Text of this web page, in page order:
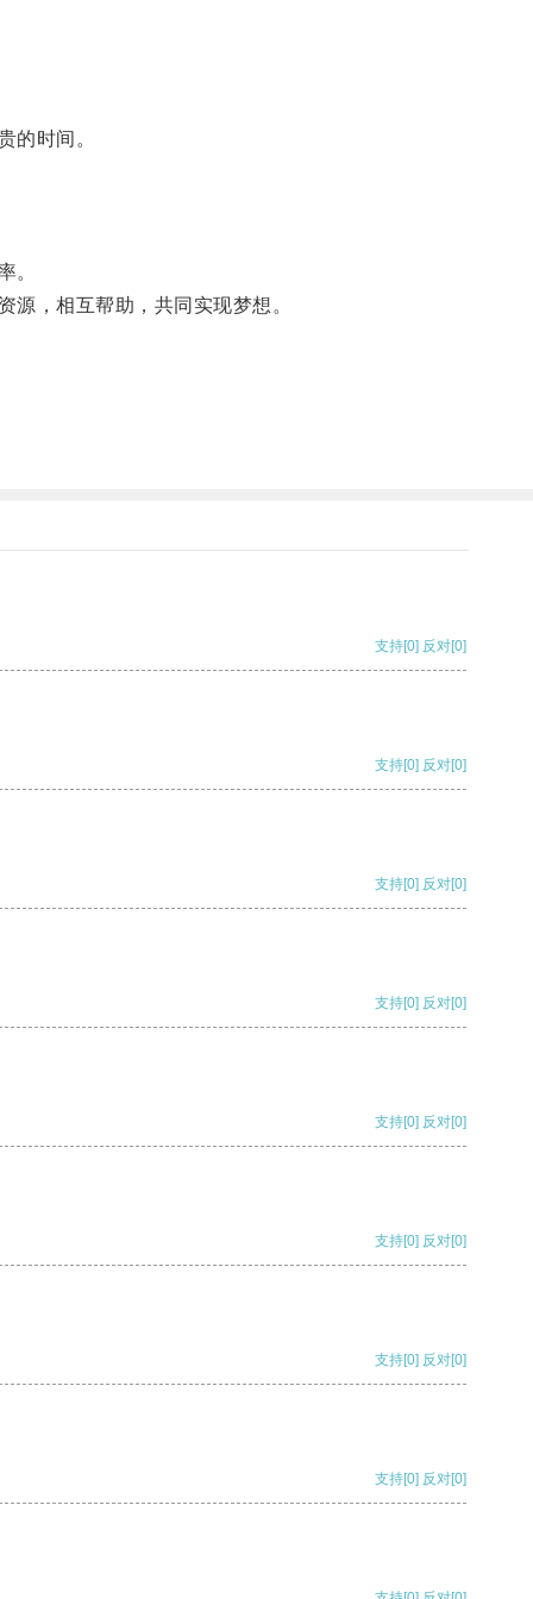
的时间。
。
，相互帮助，共同实现梦想。
支持[0] 反对[0]
支持[0] 反对[0]
支持[0] 反对[0]
支持[0] 反对[0]
支持[0] 反对[0]
支持[0] 反对[0]
支持[0] 反对[0]
支持[0] 反对[0]